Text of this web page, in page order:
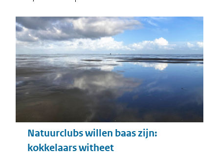
Natuurclubs willen baas zijn:
kokkelaars witheet